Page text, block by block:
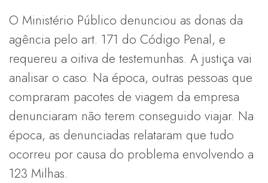
O Ministério Público denunciou as donas da
agência pelo art. 171 do Código Penal, e
requereu a oitiva de testemunhas. A justiça vai
analisar o caso. Na época, outras pessoas que
compraram pacotes de viagem da empresa
denunciaram não terem conseguido viajar. Na
época, as denunciadas relataram que tudo
ocorreu por causa do problema envolvendo a
123 Milhas.